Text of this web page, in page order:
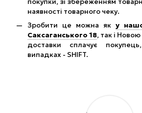
наявності товарного чеку.
Зробити це можна як у
Саксаганського 18, так і
доставки сплачує
випадках - SHIFT.